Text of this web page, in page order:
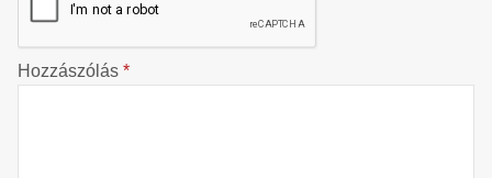
Hozzászólás *